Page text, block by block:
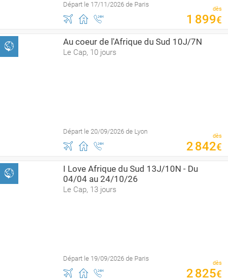
Départ le 17/11/2026 de Paris
dès
1 899€
Au coeur de l'Afrique du Sud 10J/7N
Le Cap, 10 jours
Départ le 20/09/2026 de Lyon
dès
2842€
I Love Afrique du Sud 13J/10N - Du
04/04 au 24/10/26
Le Cap, 13 jours
Départ le 19/09/2026 de Paris
dès
2825€